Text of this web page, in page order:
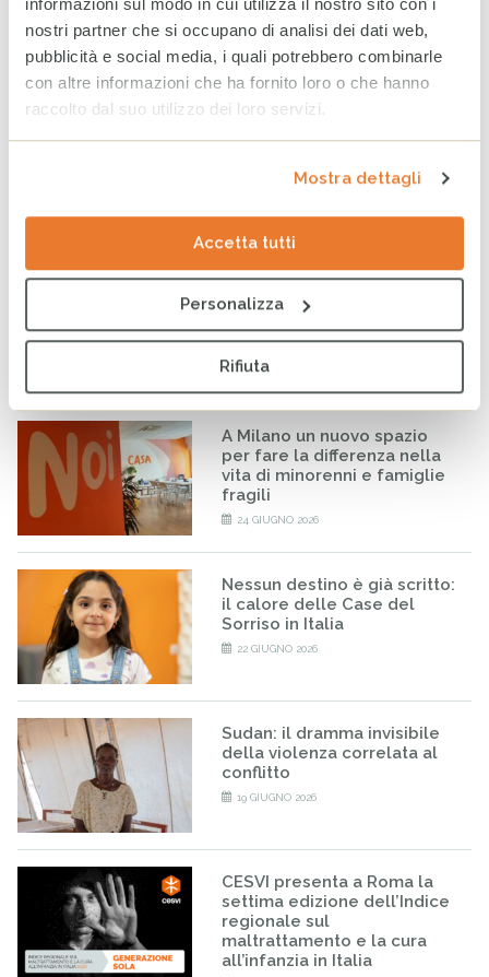
informazioni sul modo in cui utilizza il nostro sito con i
nostri partner che si occupano di analisi dei dati web,
pubblicità e social media, i quali potrebbero combinarle
con altre informazioni che ha fornito loro o che hanno
raccolto dal suo utilizzo dei loro servizi.
Mostra dettagli
Accetta tutti
Personalizza
Rifiuta
l’allattamento significa
proteggere il futuro
4 AGOSTO 2026
Solidale CESVI 2025 “Diamo
supporto informativo di Rai
Infanzia: CESVI lancia la
prima dashboard italiana sul
maltrattamento all’infanzia
A Milano un nuovo spazio
per fare la differenza nella
vita di minorenni e famiglie
fragili
24 GIUGNO 2026
Nessun destino è già scritto:
il calore delle Case del
Sorriso in Italia
22 GIUGNO 2026
Sudan: il dramma invisibile
della violenza correlata al
conflitto
19 GIUGNO 2026
CESVI presenta a Roma la
settima edizione dell’Indice
regionale sul
maltrattamento e la cura
all’infanzia in Italia